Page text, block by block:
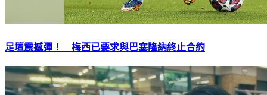
足壇震撼彈！ 梅西已要求與巴塞隆納終止合約